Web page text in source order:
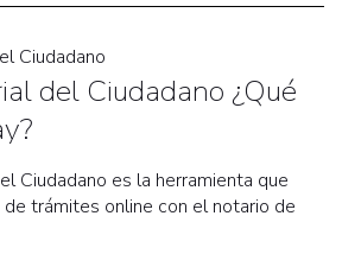
del Ciudadano ¿Qué
Ciudadano es la herramienta que
trámites online con el notario de